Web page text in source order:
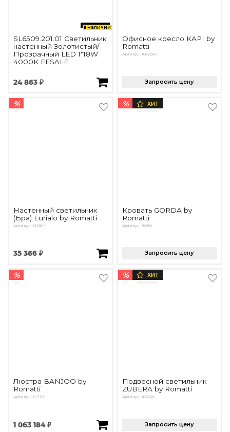
в наличии
SL6509.201.01 Светильник
настенный Золотистый/
Прозрачный LED 1*18W
4000K FESALE
24 863 ₽
Офисное кресло KAPI by
Romatti
Артикул: KK5245
Запросить цену
%
Настенный светильник
(Бра) Eurialo by Romatti
Артикул: N128-1
35 366 ₽
% ХИТ
Кровать GORDA by
Romatti
Артикул: 8080
Запросить цену
%
Люстра BANJOO by
Romatti
Артикул: L17111
1 063 184 ₽
% ХИТ
Подвесной светильник
ZUBERA by Romatti
Артикул: 10662P
Запросить цену